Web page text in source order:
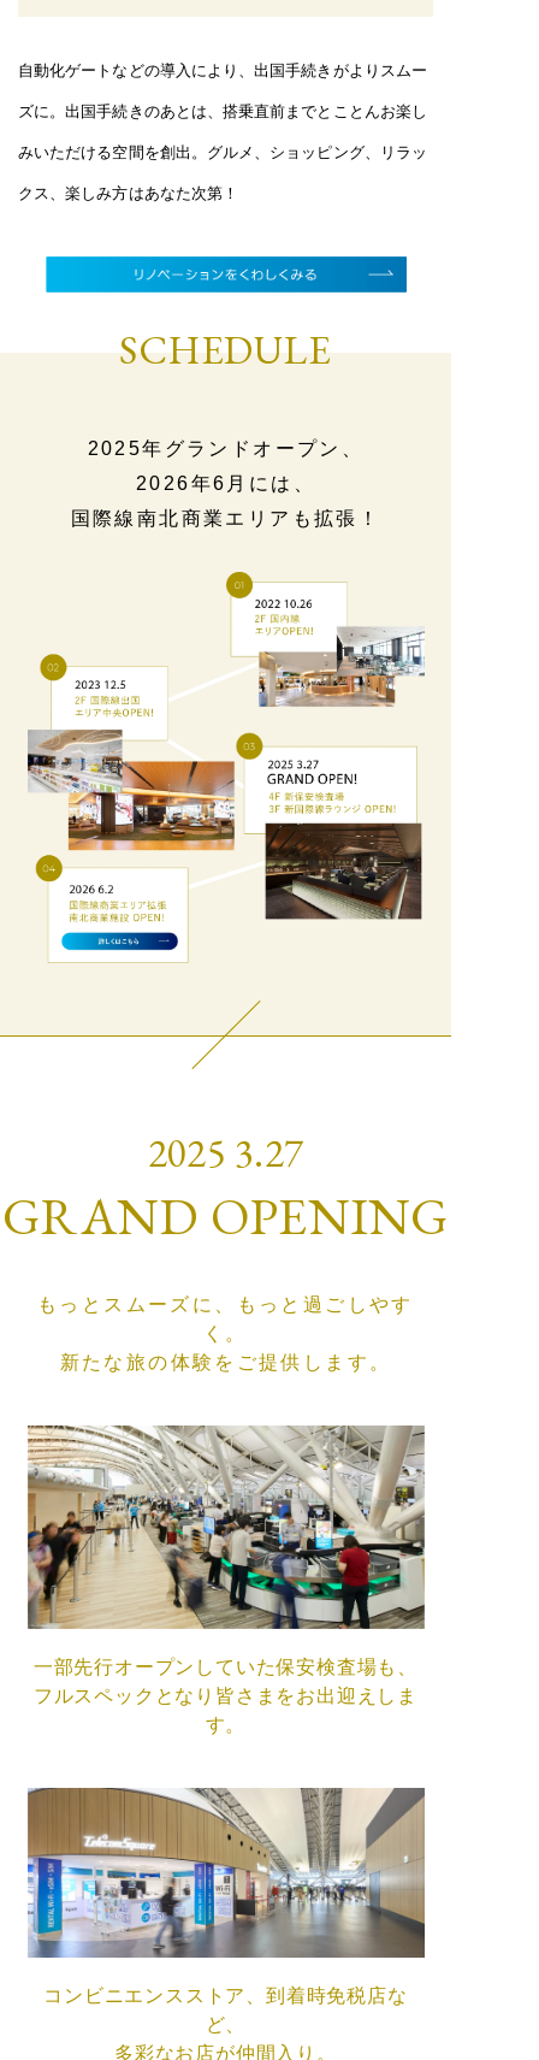
自動化ゲートなどの導入により、出国手続きがよりスムー
ズに。出国手続きのあとは、搭乗直前までとことんお楽し
みいただける空間を創出。グルメ、ショッピング、リラッ
クス、楽しみ方はあなた次第！
SCHEDULE
2025年グランドオープン、
2026年6月には、
国際線南北商業エリアも拡張！
2025 3.27
GRAND OPENING
もっとスムーズに、もっと過ごしやす
く。
新たな旅の体験をご提供します。
一部先行オープンしていた保安検査場も、
フルスペックとなり皆さまをお出迎えしま
す。
コンビニエンスストア、到着時免税店な
ど、
多彩なお店が仲間入り。